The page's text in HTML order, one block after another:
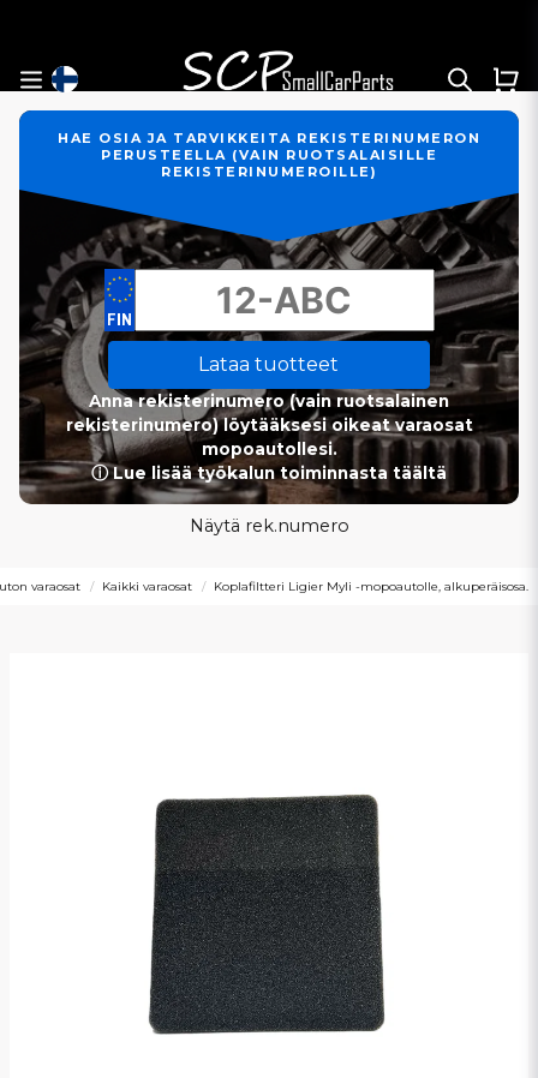
HAE OSIA JA TARVIKKEITA REKISTERINUMERON
PERUSTEELLA (VAIN RUOTSALAISILLE
REKISTERINUMEROILLE)
Lataa tuotteet
Anna rekisterinumero (vain ruotsalainen
rekisterinumero) löytääksesi oikeat varaosat
mopoautollesi.
ⓘ Lue lisää työkalun toiminnasta täältä
Näytä rek.numero
varaosat Kaikki varaosat Koplafiltteri Ligier Myli -mopoautolle, alkuperäisosa.